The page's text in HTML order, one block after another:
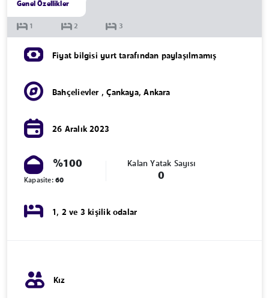
Genel Özellikler
Fiyat bilgisi yurt tarafından paylaşılmamış
Bahçelievler ,Çankaya,Ankara
26 Aralık 2023
%100
Kapasite: 60
Kalan Yatak Sayısı
0
1, 2 ve 3 kişilik odalar
Kız